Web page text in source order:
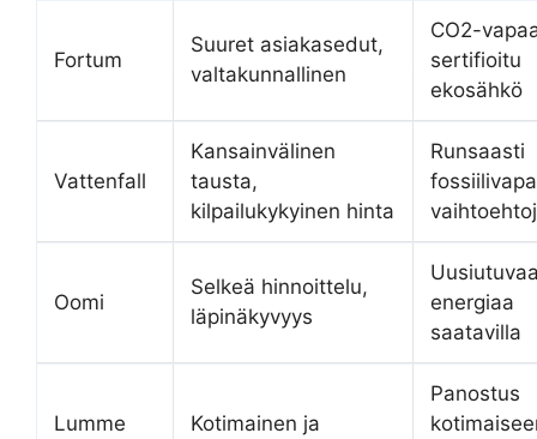
Fortum
Suuret asiakasedut,
valtakunnallinen
CO2-
sertifioitu
ekosähkö
Vattenfall
Kansainvälinen
tausta,
kilpailukykyinen hinta
Runsaasti
Oomi
Selkeä hinnoittelu,
läpinäkyvyys
energiaa
saatavilla
Lumme
Kotimainen ja
Panostus